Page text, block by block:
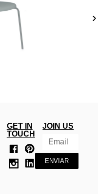
GET IN
TOUCH
JOIN US
ENVIAR